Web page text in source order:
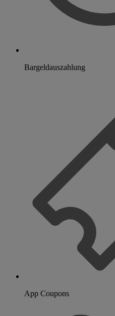
Bargeldauszahlung
App Coupons